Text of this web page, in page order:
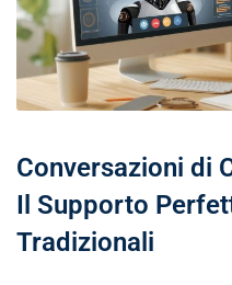
Conversazioni di
Il Supporto
Tradizionali